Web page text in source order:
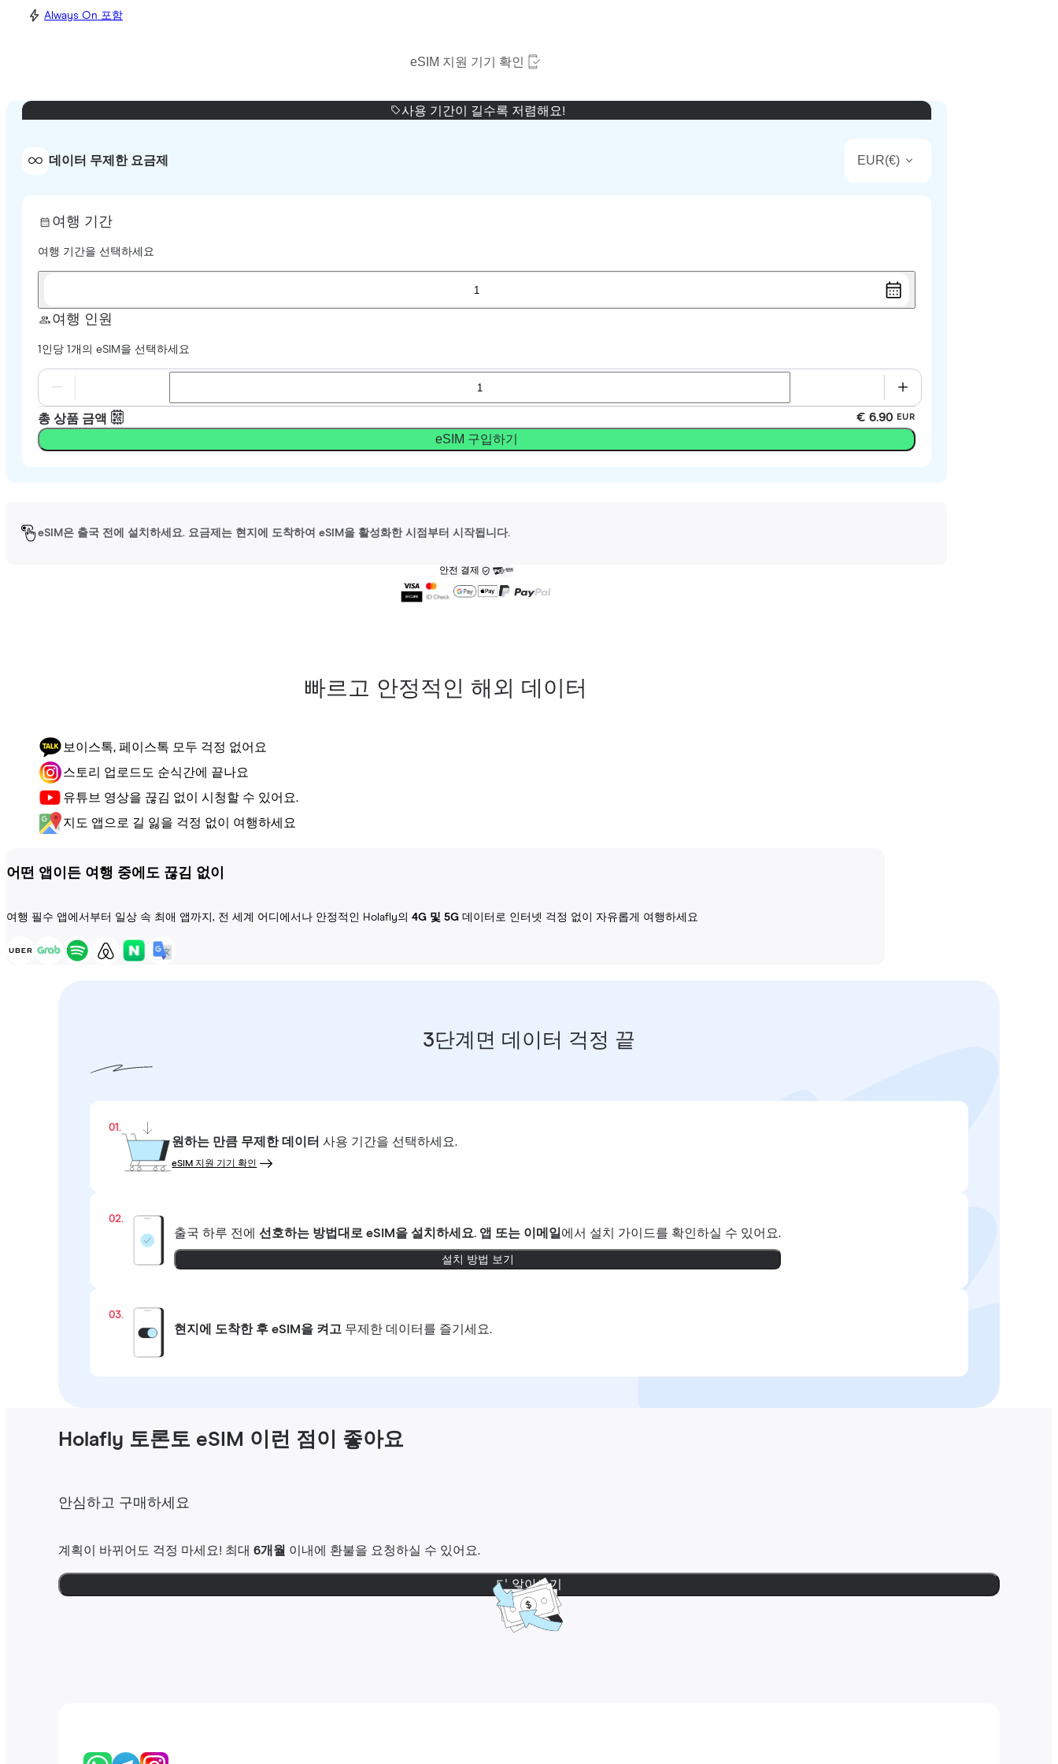
Always On 포함
eSIM 지원 기기 확인
사용 기간이 길수록 저렴해요!
데이터 무제한 요금제 EUR(€)
여행 기간
여행 기간을 선택하세요
1
여행 인원
1인당 1개의 eSIM을 선택하세요
총 상품 금액 € 6.90 EUR
eSIM 구입하기
eSIM은 출국 전에 설치하세요. 요금제는 현지에 도착하여 eSIM을 활성화한 시점부터 시작됩니다.
안전 결제
빠르고 안정적인 해외 데이터
보이스톡, 페이스톡 모두 걱정 없어요
스토리 업로드도 순식간에 끝나요
유튜브 영상을 끊김 없이 시청할 수 있어요.
지도 앱으로 길 잃을 걱정 없이 여행하세요
어떤 앱이든 여행 중에도 끊김 없이
여행 필수 앱에서부터 일상 속 최애 앱까지, 전 세계 어디에서나 안정적인 Holafly의 4G 및 5G 데이터로 인터넷 걱정 없이 자유롭게 여행하세요
3단계면 데이터 걱정 끝
01.
원하는 만큼 무제한 데이터 사용 기간을 선택하세요.
eSIM 지원 기기 확인
02.
출국 하루 전에선호하는 방법대로 eSIM을 설치하세요. 앱 또는 이메일 에서 설치 가이드를 확인하실 수 있어요.
설치 방법 보기
03.
현지에 도착한 후 eSIM을 켜고 무제한 데이터를 즐기세요.
Holafly 토론토 eSIM 이런 점이 좋아요
안심하고 구매하세요
계획이 바뀌어도 걱정 마세요! 최대6개월 이내에 환불을 요청하실 수 있어요.
더 알아보기